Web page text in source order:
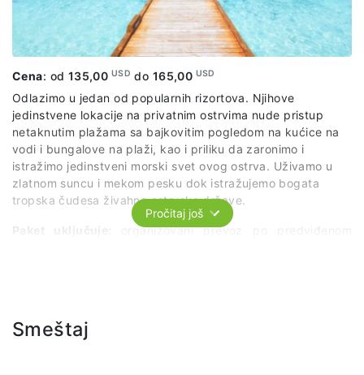
Cena: od 135,00 USD do 165,00 USD
Odlazimo u jedan od popularnih rizortova. Njihove
jedinstvene lokacije na privatnim ostrvima nude pristup
netaknutim plažama sa bajkovitim pogledom na kućice na
vodi i bungalove na plaži, kao i priliku da zaronimo i
istražimo jedinstveni morski svet ovog ostrva. Uživamo u
zlatnom suncu i mekom pesku dok istražujemo bogata
tropska čudesa živahne ostrvske države.
Paket uključuje:
organizovani prevoz po predviđenom
Pročitaj još
Smeštaj